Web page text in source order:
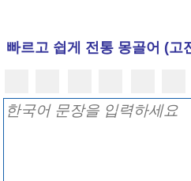
빠르고 쉽게 전통 몽골어 (고